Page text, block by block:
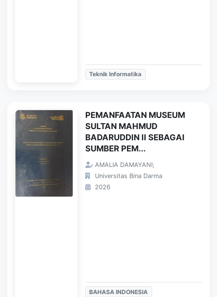
Teknik Informatika
PEMANFAATAN MUSEUM
SULTAN MAHMUD
BADARUDDIN II SEBAGAI
SUMBER PEM...
AMALIA DAMAYANI;
Universitas Bina Darma
2026
BAHASA INDONESIA